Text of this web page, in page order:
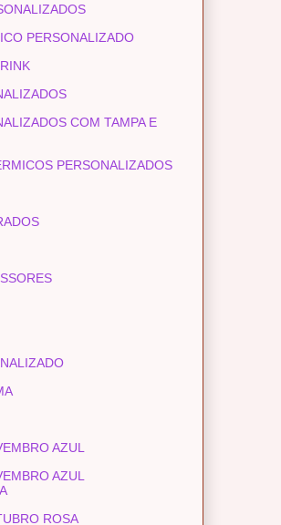
PERSONALIZADO
COM TAMPA E
PERSONALIZADOS
AZUL
AZUL
ROSA